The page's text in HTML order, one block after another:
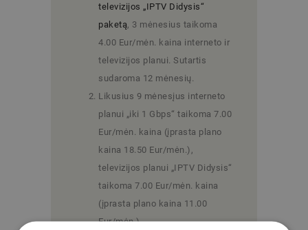
televizijos „IPTV Didysis“
paketą , 3 mėnesius taikoma
4.00 Eur/mėn. kaina interneto ir
televizijos planui. Sutartis
sudaroma 12 mėnesių.
Likusius 9 mėnesįus interneto
planui „iki 1 Gbps“ taikoma 7.00
Eur/mėn. kaina (įprasta plano
kaina 18.50 Eur/mėn.),
televizijos planui „IPTV Didysis“
taikoma 7.00 Eur/mėn. kaina
(įprasta plano kaina 11.00
Eur/mėn.).